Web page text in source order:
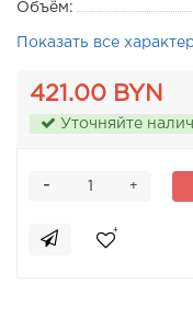
Объём:
Показать все
421.00 BYN
Уточняйте
+
-